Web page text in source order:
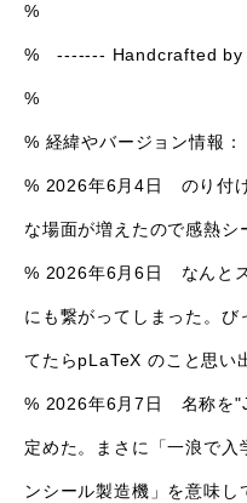
%
% ------- Handcrafted by
%
% 経緯やバージョン情報：
% 2026年6月4日 のり付
な場面が増えたので感熱シ
% 2026年6月6日 なんと
にも繋がってしまった。び
てたらpLaTeX のこと思い
% 2026年6月7日 名称を
定めた。まさに「一浪で入
ンシール製造機」を意味し